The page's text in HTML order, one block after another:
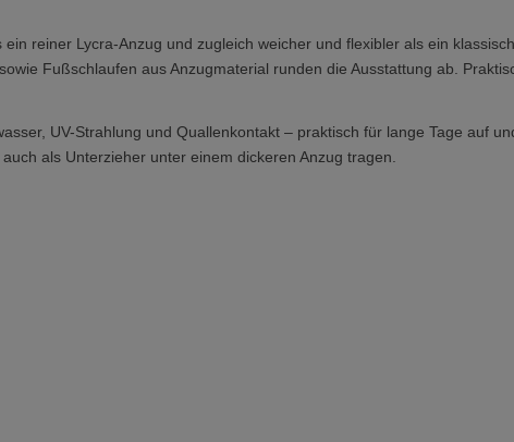
reiner Lycra-Anzug und zugleich weicher und flexibler als ein
Fußschlaufen aus Anzugmaterial runden die Ausstattung ab.
UV-Strahlung und Quallenkontakt – praktisch für lange Tage auf
als Unterzieher unter einem dickeren Anzug tragen.